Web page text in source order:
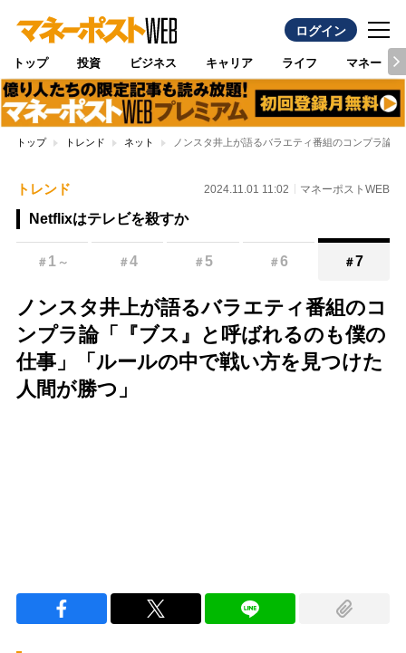
ログイン
トップ 投資 ビジネス キャリア ライフ マネー
トップ トレンド ネット ノンスタ井上が語るバラエティ番組のコンプラ論
トレンド 2024.11.01 11:02 マネーポストWEB
Netflixはテレビを殺すか
＃ 1 ～ ＃4 ＃5 ＃6 ＃7
ノンスタ井上が語るバラエティ番組のコ
ンプラ論「『ブス』と呼ばれるのも僕の
仕事」「ルールの中で戦い方を見つけた
人間が勝つ」